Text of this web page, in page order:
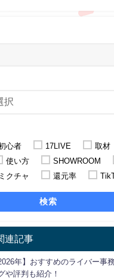
心者 17LIVE
取材
使い方 SHOWROOM
ミクチャ 還元率
検索
連記事
2026年】おすすめのライバー事
や評判も紹介！